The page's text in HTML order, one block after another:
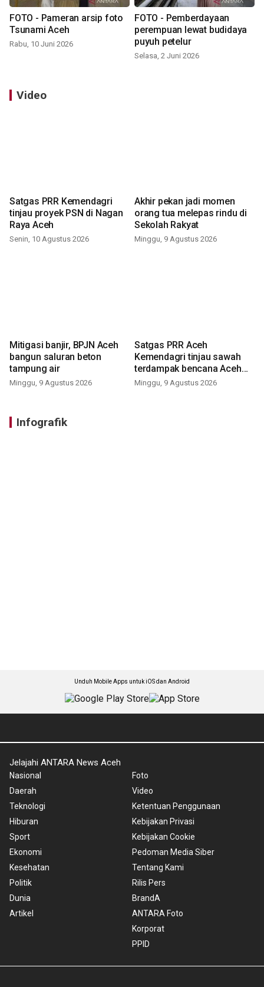
FOTO - Pameran arsip foto
Tsunami Aceh
Rabu, 10 Juni 2026
FOTO - Pemberdayaan
perempuan lewat budidaya
puyuh petelur
Selasa, 2 Juni 2026
Video
Satgas PRR Kemendagri
tinjau proyek PSN di Nagan
Raya Aceh
Senin, 10 Agustus 2026
Akhir pekan jadi momen
orang tua melepas rindu di
Sekolah Rakyat
Minggu, 9 Agustus 2026
Mitigasi banjir, BPJN Aceh
bangun saluran beton
tampung air
Minggu, 9 Agustus 2026
Satgas PRR Aceh
Kemendagri tinjau sawah
terdampak bencana Aceh
Barat
Minggu, 9 Agustus 2026
Infografik
Unduh Mobile Apps untuk iOS dan Android
Jelajahi ANTARA News Aceh
Nasional
Daerah
Teknologi
Hiburan
Sport
Ekonomi
Kesehatan
Politik
Dunia
Artikel
Foto
Video
Ketentuan Penggunaan
Kebijakan Privasi
Kebijakan Cookie
Pedoman Media Siber
Tentang Kami
Rilis Pers
BrandA
ANTARA Foto
Korporat
PPID